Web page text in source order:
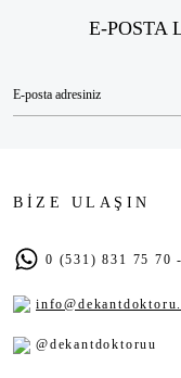
E-POSTA
BİZE ULAŞIN
0 (531) 831 75 70
@dekantdoktoruu